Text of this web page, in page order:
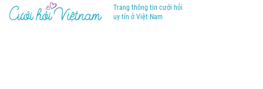
Trang thông tin cưới hỏi
uy tín ở Việt Nam